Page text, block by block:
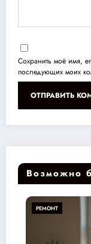
Сохранить моё имя,
последующих моих
Возможно